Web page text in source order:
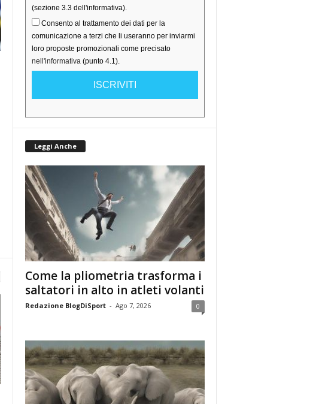
(sezione 3.3 dell'informativa).
Consento al trattamento dei dati per la
comunicazione a terzi che li useranno per inviarmi
loro proposte promozionali come precisato
nell'informativa(punto 4.1).
ISCRIVITI
Leggi Anche
Come la pliometria trasforma i
saltatori in alto in atleti volanti
Redazione BlogDiSport - Ago 7, 2026 0